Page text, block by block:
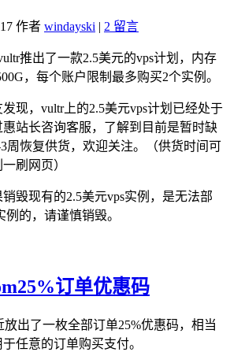
作者 windayski | 2 留言
推出了一款2.5美元的vps计划，内存
，每个账户限制最多购买2个实例。
现，vultr上的2.5美元vps计划已经处于
站长咨询客服，了解到目前是暂时缺
周恢复供货，欢迎关注。（供货时间可
刷网页）
毁现有的2.5美元vps实例，是无法部
例的，请谨慎销毁。
订单优惠码
放出了一枚全部订单25%优惠码，相当
任意的订单购买支付。